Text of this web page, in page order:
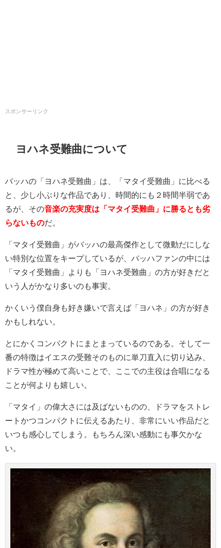
スポンサーリンク
ヨハネ受難曲について
バッハの「ヨハネ受難曲」は、「マタイ受難曲」に比べる
と、 少し小ぶりな作品であり、 時間的にも２時間半弱であ
るが、その音楽の充実度は「マタイ受難曲」に勝るとも劣
らないものだ。
「マタイ受難曲」がバッハの最高傑作として微動だにしな
い特別な位置をキープしているが、バッハファンの中には
「マタイ受難曲」よりも「ヨハネ受難曲」の方が好きだと
いう人がかなり多いのも事実。
かくいう僕自身も好き嫌いで言えば「ヨハネ」の方が好き
かもしれない。
とにかくコンパクトにまとまっているのである。そして一
番の特徴はイエスの受難そのものに単刀直入に切り込み、
ドラマ性が極めて高いことで、ここでの主役は合唱になる
ことが何よりも嬉しい。
「マタイ」の偉大さには及ばないものの、ドラマをストレ
ートかつコンパクトに伝えるあたり、非常にいい作品だと
いつも感心してしまう。もちろん深い感動にも事欠かな
い。